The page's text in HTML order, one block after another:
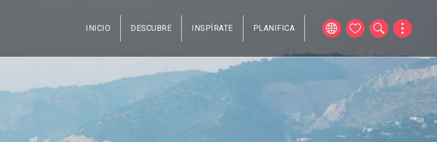
contenido
principal
INICIO DESCUBRE INSPÍRATE PLANIFICA